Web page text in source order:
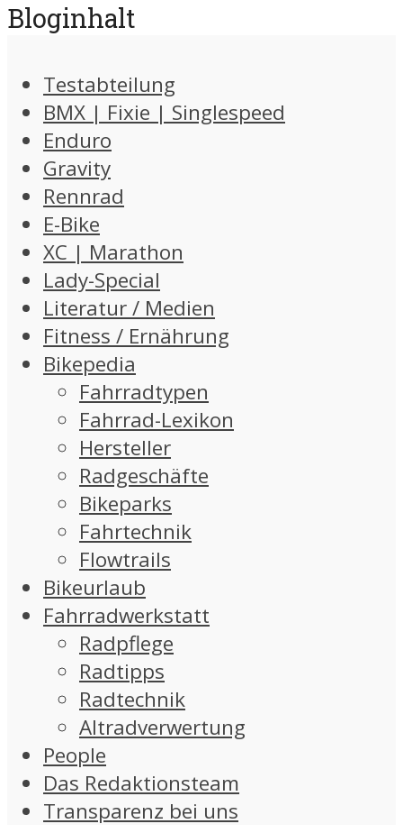
Bloginhalt
Testabteilung
BMX | Fixie | Singlespeed
Enduro
Gravity
Rennrad
E-Bike
XC | Marathon
Lady-Special
Literatur / Medien
Fitness / Ernährung
Bikepedia
Fahrradtypen
Fahrrad-Lexikon
Hersteller
Radgeschäfte
Bikeparks
Fahrtechnik
Flowtrails
Bikeurlaub
Fahrradwerkstatt
Radpflege
Radtipps
Radtechnik
Altradverwertung
People
Das Redaktionsteam
Transparenz bei uns